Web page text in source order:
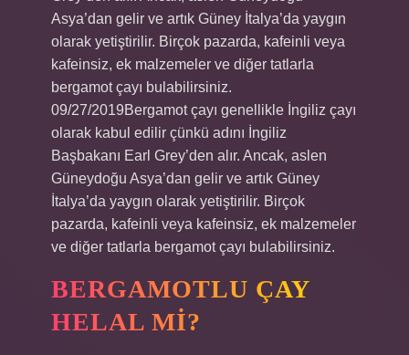
Asya’dan gelir ve artık Güney İtalya’da yaygın
olarak yetiştirilir. Birçok pazarda, kafeinli veya
kafeinsiz, ek malzemeler ve diğer tatlarla
bergamot çayı bulabilirsiniz.
09/27/2019Bergamot çayı genellikle İngiliz çayı
olarak kabul edilir çünkü adını İngiliz
Başbakanı Earl Grey’den alır. Ancak, aslen
Güneydoğu Asya’dan gelir ve artık Güney
İtalya’da yaygın olarak yetiştirilir. Birçok
pazarda, kafeinli veya kafeinsiz, ek malzemeler
ve diğer tatlarla bergamot çayı bulabilirsiniz.
BERGAMOTLU ÇAY
HELAL MI?